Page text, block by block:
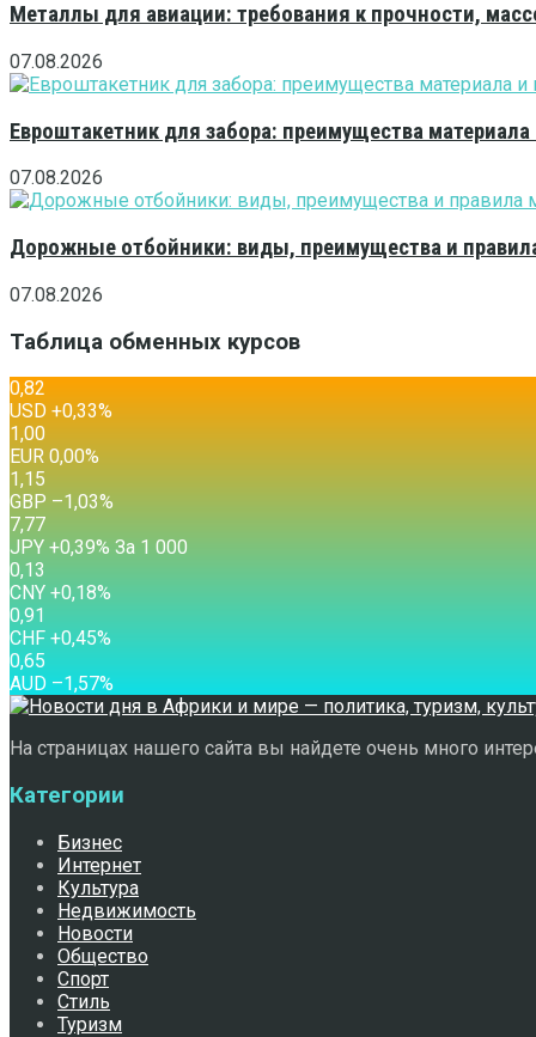
Металлы для авиации: требования к прочности,
07.08.2026
Евроштакетник для забора: преимущества
07.08.2026
Дорожные отбойники: виды, преимущества и
07.08.2026
Таблица обменных курсов
0,82
USD +0,33%
1,00
EUR 0,00%
1,15
GBP –1,03%
7,77
JPY +0,39% За 1 000
0,13
CNY +0,18%
0,91
CHF +0,45%
0,65
AUD –1,57%
На страницах нашего сайта вы найдете очень много
Категории
Бизнес
Интернет
Культура
Недвижимость
Новости
Общество
Спорт
Стиль
Туризм